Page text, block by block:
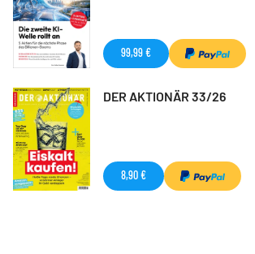
99,99 €
DER AKTIONÄR 33/26
8,90 €